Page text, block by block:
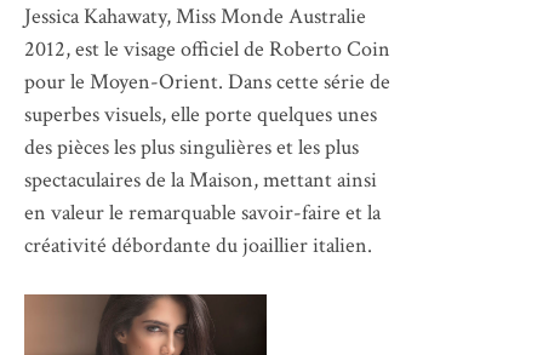
Jessica Kahawaty, Miss Monde Australie
2012, est le visage officiel de Roberto Coin
pour le Moyen-Orient. Dans cette série de
superbes visuels, elle porte quelques unes
des pièces les plus singulières et les plus
spectaculaires de la Maison, mettant ainsi
en valeur le remarquable savoir-faire et la
créativité débordante du joaillier italien.